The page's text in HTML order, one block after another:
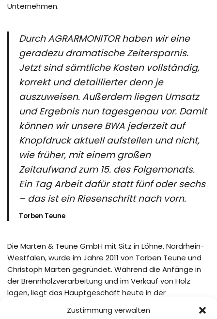
Zustimmung verwalten
Unternehmen.
Durch AGRARMONITOR haben wir eine
geradezu dramatische Zeitersparnis.
Jetzt sind sämtliche Kosten vollständig,
korrekt und detaillierter denn je
auszuweisen. Außerdem liegen Umsatz
und Ergebnis nun tagesgenau vor. Damit
können wir unsere BWA jederzeit auf
Knopfdruck aktuell aufstellen und nicht,
wie früher, mit einem großen
Zeitaufwand zum 15. des Folgemonats.
Ein Tag Arbeit dafür statt fünf oder sechs
– das ist ein Riesenschritt nach vorn.
Torben Teune
Die Marten & Teune GmbH mit Sitz in Löhne, Nordrhein-
Westfalen, wurde im Jahre 2011 von Torben Teune und
Christoph Marten gegründet. Während die Anfänge in
der Brennholzverarbeitung und im Verkauf von Holz
lagen, liegt das Hauptgeschäft heute in der
einer Vielzahl an Aushilfen ist das Unternehmen mit